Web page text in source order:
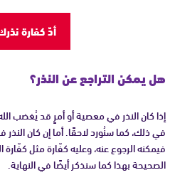
أدِّ كفارة
هل يمكن التراجع عن النذر؟
إذا كان النذر في معصية أو أمرٍ قد يُغضب
في ذلك، كما سنُورد لاحقًا. أما إن كان
فيمكنه الرجوع عنه، وعليه كفّارة مثل
الصحيحة بهذا كما سنذكر أيضًا في النهاية.